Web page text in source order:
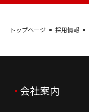
トップページ 採用情報
会社案内